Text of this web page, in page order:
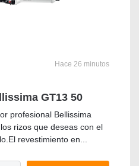
Hace 26 minutos
GT13 50
profesional Bellissima
rizos que deseas con el
revestimiento en...